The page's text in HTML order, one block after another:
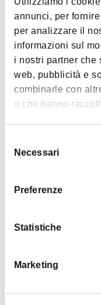
annunci, per
per analizzare il
informazioni sul
i nostri partner che
web, pubblicità e
combinarle con
o che hanno
delNecessari
Preferenze
Statistiche
Marketing
Verifica se la
seguentelink
Animali
Cani e Gatti